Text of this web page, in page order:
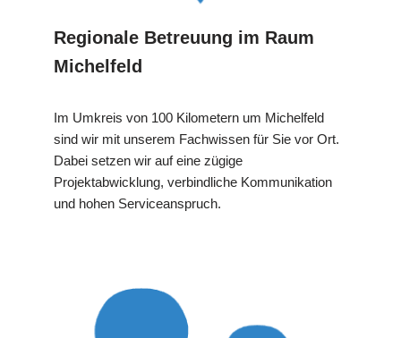
Regionale Betreuung im Raum
Michelfeld
Im Umkreis von 100 Kilometern um Michelfeld
sind wir mit unserem Fachwissen für Sie vor Ort.
Dabei setzen wir auf eine zügige
Projektabwicklung, verbindliche Kommunikation
und hohen Serviceanspruch.